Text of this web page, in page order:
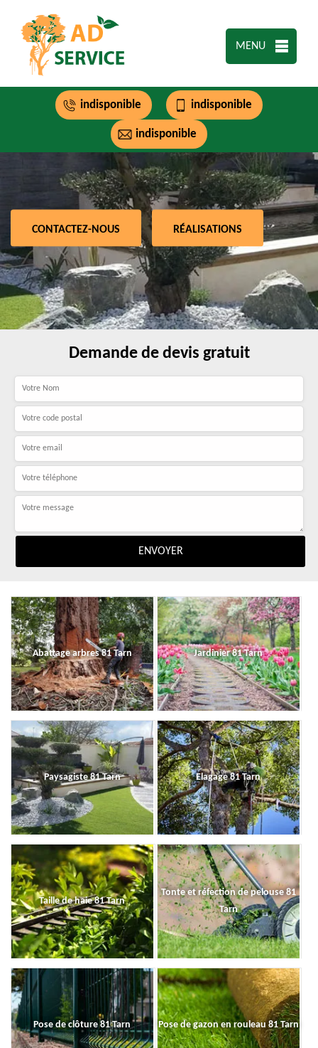
MENU
indisponible indisponible
indisponible
CONTACTEZ-NOUS RÉALISATIONS
Demande de devis gratuit
Abattage arbres 81 Tarn Jardinier 81 Tarn
Paysagiste 81 Tarn Elagage 81 Tarn
Taille de haie 81 Tarn
Tonte et réfection de pelouse 81
Tarn
Pose de clôture 81 Tarn Pose de gazon en rouleau 81 Tarn